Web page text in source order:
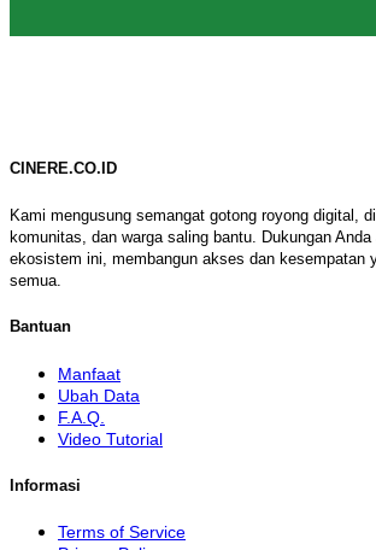
CINERE.CO.ID
Kami mengusung semangat gotong royong digital,
komunitas, dan warga saling bantu. Dukungan Anda
ekosistem ini, membangun akses dan kesempatan
semua.
Bantuan
Manfaat
Ubah Data
F.A.Q.
Video Tutorial
Informasi
Terms of Service